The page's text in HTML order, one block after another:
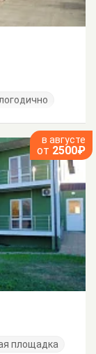
в августе
от 2500₽
площадка